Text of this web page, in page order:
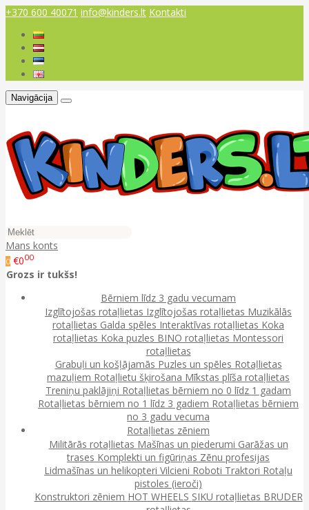
+370 600 40071 info@kinders.lt Kontakti
Navigācija
Mans konts
0 €000
Grozs ir tukšs!
Bērniem līdz 3 gadu vecumam
Izglītojošas rotaļlietas Izglītojošas rotaļlietas Muzikālās
rotaļlietas Galda spēles Interaktīvas rotaļlietas Koka
rotaļlietas Koka puzles BINO rotaļlietas Montessori
rotaļlietas
Grabuļi un košļājamās Puzles un spēles Rotaļlietas
mazuļiem Rotaļlietu šķirošana Mīkstas plīša rotaļlietas
Treniņu paklājiņi Rotaļlietas bērniem no 0 līdz 1 gadam
Rotaļlietas bērniem no 1 līdz 3 gadiem Rotaļlietas bērniem
no 3 gadu vecuma
Rotaļlietas zēniem
Militārās rotaļlietas Mašīnas un piederumi Garāžas un
trases Komplekti un figūriņas Zēnu profesijas
Lidmašīnas un helikopteri Vilcieni Roboti Traktori Rotaļu
pistoles (ieroči)
Konstruktori zēniem HOT WHEELS SIKU rotaļlietas BRUDER